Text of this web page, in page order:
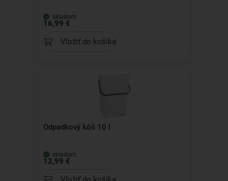
skladom
16,99 €
Vložiť do košíka
Odpadkový kôš 10 l
skladom
12,99 €